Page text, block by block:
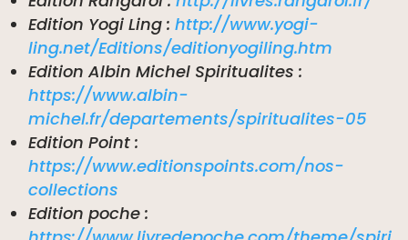
Edition Yogi Ling :http://www.yogi-
ling.net/Editions/editionyogiling.htm
Edition Albin Michel Spiritualites :
https://www.albin-
michel.fr/departements/spiritualites-05
Edition Point :
https://www.editionspoints.com/nos-
collections
Edition poche :